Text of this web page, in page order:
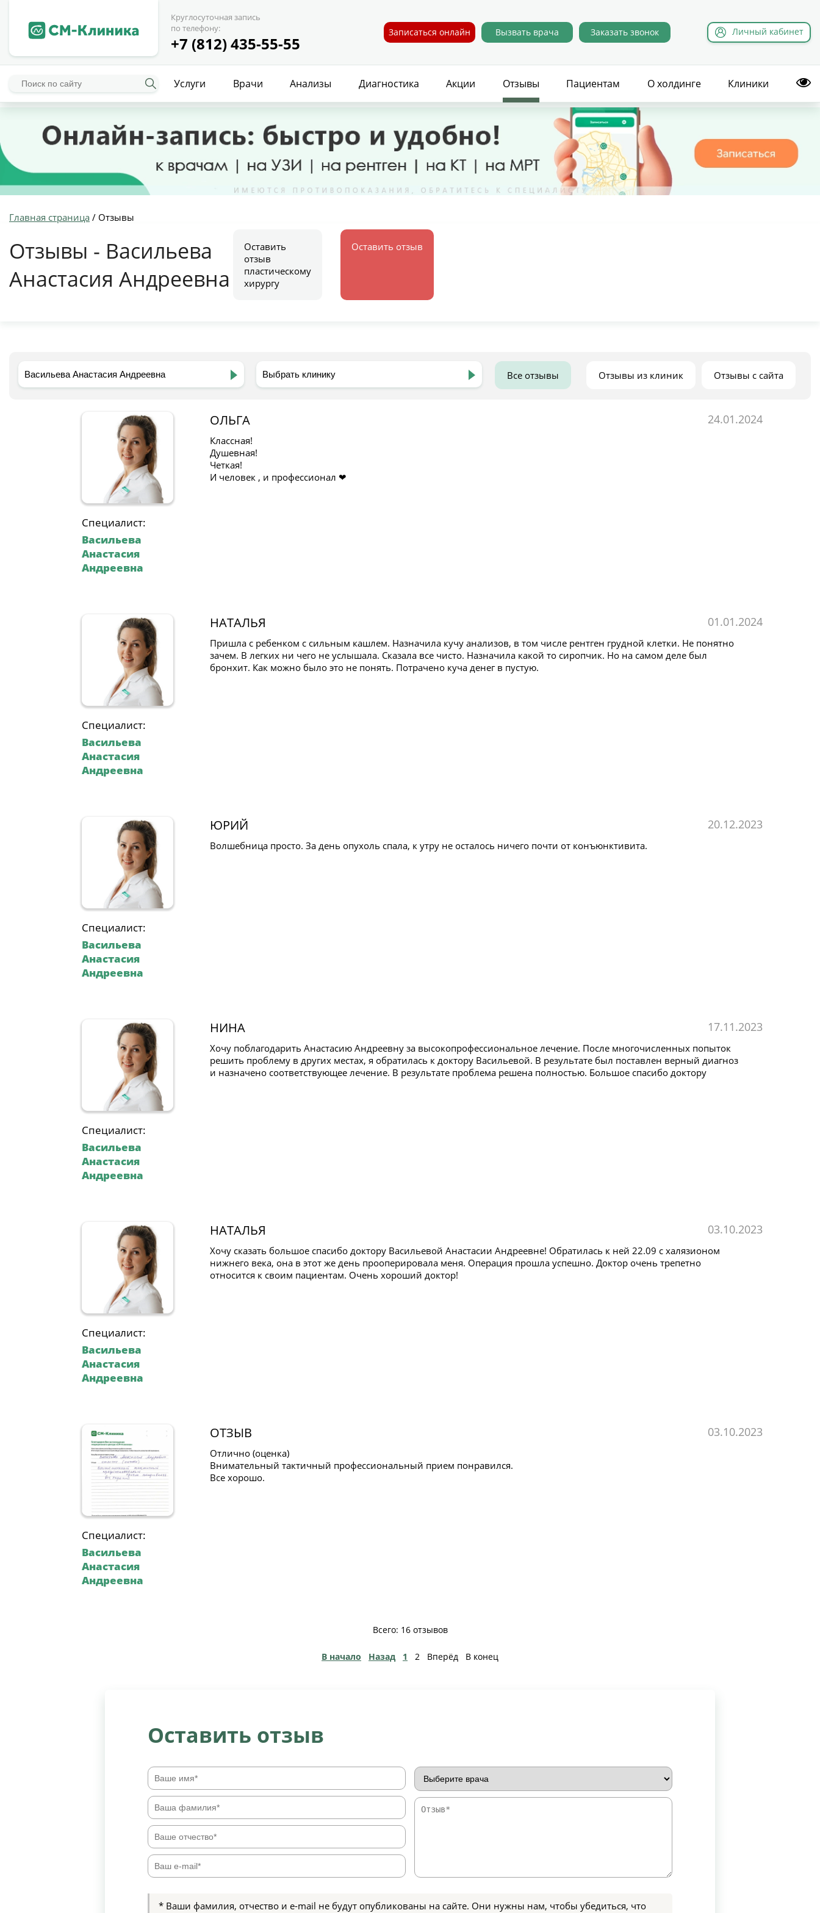
Круглосуточная запись
по телефону:
+7 (812) 435-55-55
Записаться онлайн Вызвать врача Заказать звонок Личный кабинет
Услуги Врачи Анализы Диагностика Акции Отзывы Пациентам О холдинге Клиники
Главная страница / Отзывы
Отзывы - Васильева
Анастасия Андреевна
Оставить
отзыв
пластическому
хирургу
Оставить отзыв
Отзывы с сайта
Отзывы из клиник
Все отзывы
Специалист:
Васильева
Анастасия
Андреевна
ОЛЬГА 24.01.2024
Классная!
Душевная!
Четкая!
И человек , и профессионал ❤️
Специалист:
Васильева
Анастасия
Андреевна
НАТАЛЬЯ 01.01.2024
Пришла с ребенком с сильным кашлем. Назначила кучу анализов, в том числе рентген грудной клетки. Не понятно
зачем. В легких ни чего не услышала. Сказала все чисто. Назначила какой то сиропчик. Но на самом деле был
бронхит. Как можно было это не понять. Потрачено куча денег в пустую.
Специалист:
Васильева
Анастасия
Андреевна
ЮРИЙ 20.12.2023
Волшебница просто. За день опухоль спала, к утру не осталось ничего почти от конъюнктивита.
Специалист:
Васильева
Анастасия
Андреевна
НИНА 17.11.2023
Хочу поблагодарить Анастасию Андреевну за высокопрофессиональное лечение. После многочисленных попыток
решить проблему в других местах, я обратилась к доктору Васильевой. В результате был поставлен верный диагноз
и назначено соответствующее лечение. В результате проблема решена полностью. Большое спасибо доктору
Специалист:
Васильева
Анастасия
Андреевна
НАТАЛЬЯ 03.10.2023
Хочу сказать большое спасибо доктору Васильевой Анастасии Андреевне! Обратилась к ней 22.09 с халязионом
нижнего века, она в этот же день прооперировала меня. Операция прошла успешно. Доктор очень трепетно
относится к своим пациентам. Очень хороший доктор!
Специалист:
Васильева
Анастасия
Андреевна
ОТЗЫВ 03.10.2023
Отлично (оценка)
Внимательный тактичный профессиональный прием понравился.
Все хорошо.
Всего: 16 отзывов
В начало Назад 1 2 Вперёд В конец
Оставить отзыв
* Ваши фамилия, отчество и e-mail не будут опубликованы на сайте. Они нужны нам, чтобы убедиться, что